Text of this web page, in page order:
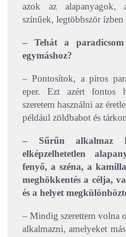
azok az alapanyagok,
színűek, legtöbbször ízben
– Tehát a
egymáshoz?
– Pontosítok, a piros
eper. Ezt azért fontos
szeretem használni az
például zöldbabot és
– Sűrűn alkalmaz
elképzelhetetlen
fenyő, a széna, a
meghökkentés a célja,
és a helyet
– Mindig szerettem volna
alkalmazni, amelyeket